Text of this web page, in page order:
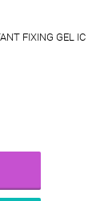
FIXING GEL IC